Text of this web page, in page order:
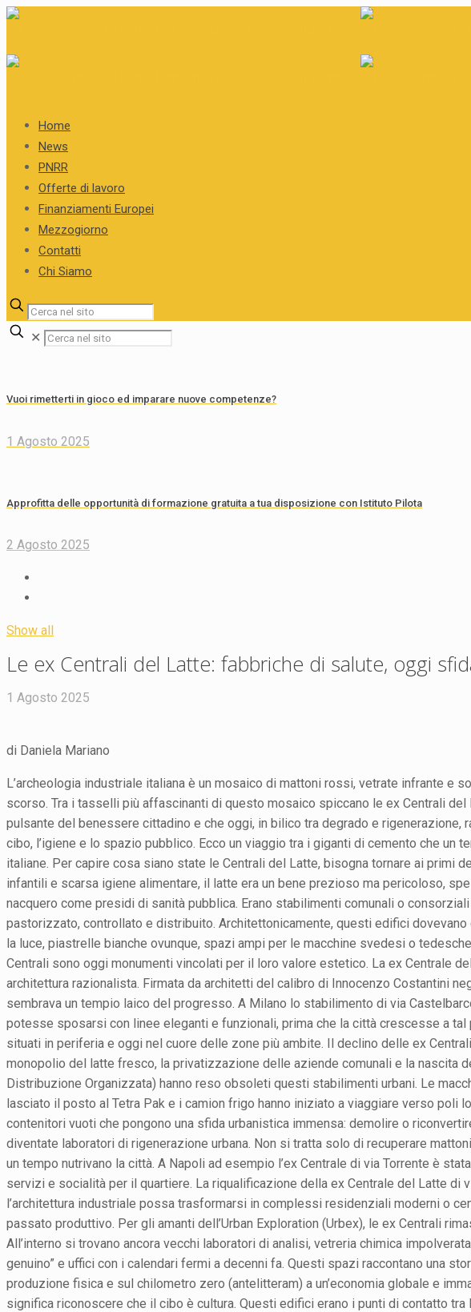
Home
News
PNRR
Offerte di lavoro
Finanziamenti Europei
Mezzogiorno
Contatti
Chi Siamo
✕
Vuoi rimetterti in gioco ed imparare nuove competenze?
1 Agosto 2025
Approfitta delle opportunità di formazione gratuita a tua disposizione con Istituto Pilota
2 Agosto 2025
Show all
Le ex Centrali del Latte: fabbriche di salute, oggi
1 Agosto 2025
di Daniela Mariano
L’archeologia industriale italiana è un mosaico di mattoni rossi, vetrate infrante e
scorso. Tra i tasselli più affascinanti di questo mosaico spiccano le ex Centrali
pulsante del benessere cittadino e che oggi, in bilico tra degrado e rigenerazione,
cibo, l’igiene e lo spazio pubblico. Ecco un viaggio tra i giganti di cemento che un
italiane. Per capire cosa siano state le Centrali del Latte, bisogna tornare ai primi
infantili e scarsa igiene alimentare, il latte era un bene prezioso ma pericoloso,
nacquero come presidi di sanità pubblica. Erano stabilimenti comunali o
pastorizzato, controllato e distribuito. Architettonicamente, questi edifici dovevano
la luce, piastrelle bianche ovunque, spazi ampi per le macchine svedesi o
Centrali sono oggi monumenti vincolati per il loro valore estetico. La ex Centrale
architettura razionalista. Firmata da architetti del calibro di Innocenzo Costantini
sembrava un tempio laico del progresso. A Milano lo stabilimento di via
potesse sposarsi con linee eleganti e funzionali, prima che la città crescesse a tal
situati in periferia e oggi nel cuore delle zone più ambite. Il declino delle ex
monopolio del latte fresco, la privatizzazione delle aziende comunali e la nascita
Distribuzione Organizzata) hanno reso obsoleti questi stabilimenti urbani. Le
lasciato il posto al Tetra Pak e i camion frigo hanno iniziato a viaggiare verso poli
contenitori vuoti che pongono una sfida urbanistica immensa: demolire o
diventate laboratori di rigenerazione urbana. Non si tratta solo di recuperare
un tempo nutrivano la città. A Napoli ad esempio l’ex Centrale di via Torrente è
servizi e socialità per il quartiere. La riqualificazione della ex Centrale del Latte di
l’architettura industriale possa trasformarsi in complessi residenziali moderni o
passato produttivo. Per gli amanti dell’Urban Exploration (Urbex), le ex Centrali
All’interno si trovano ancora vecchi laboratori di analisi, vetreria chimica
genuino” e uffici con i calendari fermi a decenni fa. Questi spazi raccontano una
produzione fisica e sul chilometro zero (antelitteram) a un’economia globale e
significa riconoscere che il cibo è cultura. Questi edifici erano i punti di contatto